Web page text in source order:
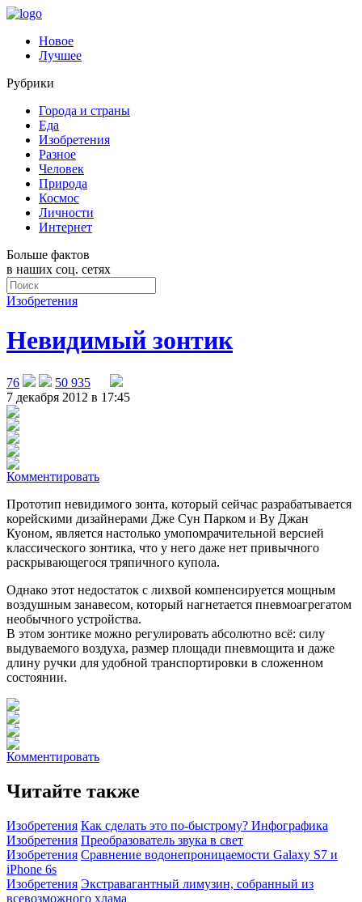
Новое
Лучшее
Рубрики
Города и страны
Еда
Изобретения
Разное
Человек
Природа
Космос
Личности
Интернет
Больше фактов
в наших соц. сетях
Изобретения
Невидимый зонтик
76
50 935
7 декабря 2012 в 17:45
Комментировать
Прототип невидимого зонта, который сейчас разрабатывается
корейскими дизайнерами Дже Сун Парком и Ву Джан
Куоном, является настолько умопомрачительной версией
классического зонтика, что у него даже нет привычного
раскрывающегося тряпичного купола.
Однако этот недостаток с лихвой компенсируется мощным
воздушным занавесом, который нагнетается пневмоагрегатом
необычного устройства.
В этом зонтике можно регулировать абсолютно всё: силу
выдуваемого воздуха, размер площади пневмощита и даже
длину ручки для удобной транспортировки в сложенном
состоянии.
Комментировать
Читайте также
Изобретения Как сделать это по-быстрому? Инфографика
Изобретения Преобразователь звука в свет
Изобретения Сравнение водонепроницаемости Galaxy S7 и
iPhone 6s
Изобретения Экстравагантный лимузин, собранный из
всевозможного хлама